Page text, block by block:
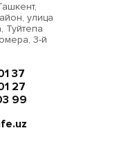
улица
Туйтепа
3-й
37
27
99